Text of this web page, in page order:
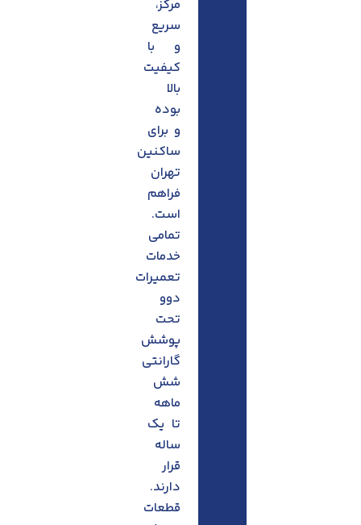
مرکز،
سریع
و با
کیفیت
بالا
بوده
و برای
ساکنین
تهران
فراهم
است.
تمامی
خدمات
تعمیرات
دوو
تحت
پوشش
گارانتی
شش
ماهه
تا یک
ساله
قرار
دارند.
قطعات